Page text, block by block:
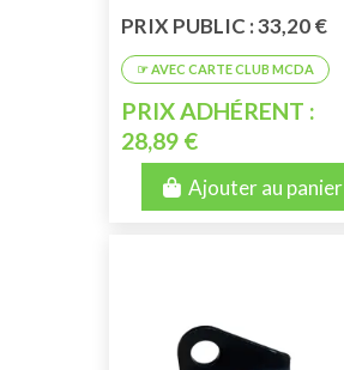
PRIX PUBLIC : 33,20 €
PRIX ADHÉRENT :
28,89 €
Ajouter au panier